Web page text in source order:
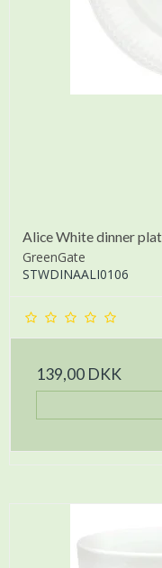
Alice White dinner
GreenGate
STWDINAALI0106
139,00 DKK